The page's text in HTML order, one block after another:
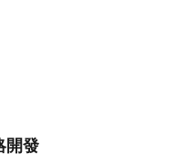
開發